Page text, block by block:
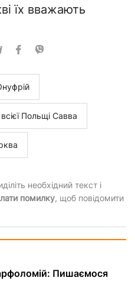
їх вважають
Польщі Савва
необхідний текст і
помилку, щоб повідомити
Пишаємося